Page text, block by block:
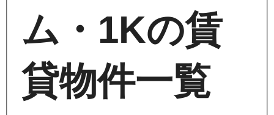
ム・1Kの賃
貸物件一覧